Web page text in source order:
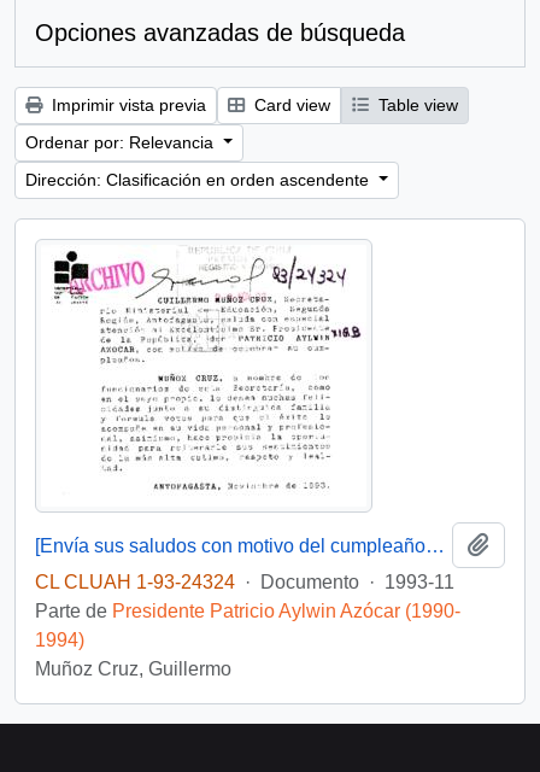
Opciones avanzadas de búsqueda
Imprimir vista previa Card view
Table view
Ordenar por: Relevancia
Dirección: Clasificación en orden ascendente
[Envía sus saludos con motivo del cumpleaños del Presidente]
CL CLUAH 1-93-24324 · Documento · 1993-11
Parte de Presidente Patricio Aylwin Azócar (1990-
1994)
Muñoz Cruz, Guillermo